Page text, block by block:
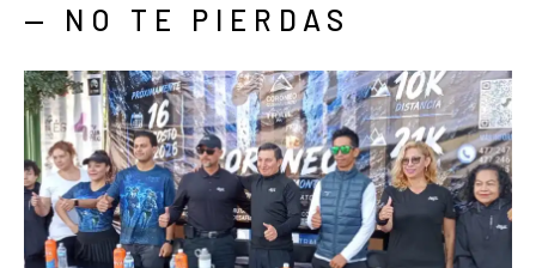
— NO TE PIERDAS